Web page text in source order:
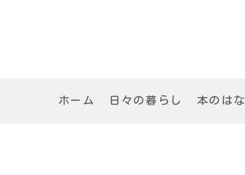
ホーム 日々の暮らし 本のは